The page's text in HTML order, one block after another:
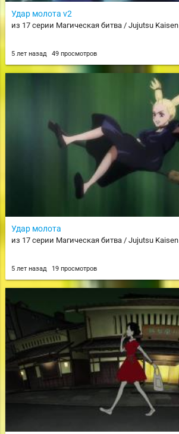
Удар молота v2
из 17 серии Магическая битва / Jujutsu Kaisen
5 лет назад 49 просмотров
Удар молота
из 17 серии Магическая битва / Jujutsu Kaisen
5 лет назад 19 просмотров